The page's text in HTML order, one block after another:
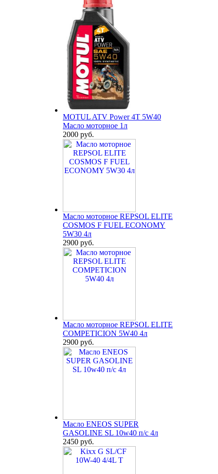
MOTUL ATV Power 4T 5W40
Масло моторное 1л
2000 руб.
Масло моторное REPSOL ELITE
COSMOS F FUEL ECONOMY
5W30 4л
2900 руб.
Масло моторное REPSOL ELITE
COMPETICION 5W40 4л
2900 руб.
Масло ENEOS SUPER
GASOLINE SL 10w40 п/с 4л
2450 руб.